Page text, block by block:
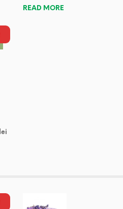
READ MORE
lei